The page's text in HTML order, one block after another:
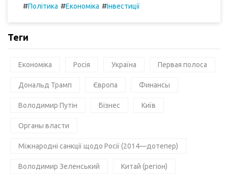
#Політика #Економіка #Інвестиції
Теги
Економіка Росія Україна Первая полоса
Дональд Трамп Європа Финансы
Володимир Путін Бізнес Київ
Органы власти
Міжнародні санкції щодо Росії (2014—дотепер)
Володимир Зеленський Китай (регіон)